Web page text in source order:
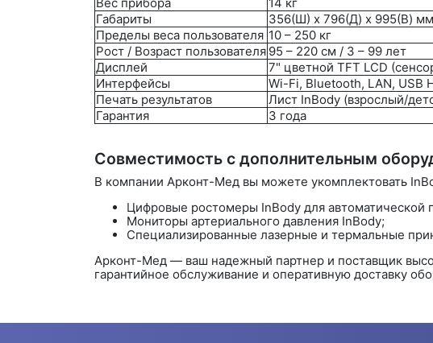
Габариты
356(Ш) x 796(Д) x 995(В) мм
Пределы веса пользователя 10 – 250 кг
Рост / Возраст пользователя 95 – 220 см / 3 – 99 лет
Дисплей
7" цветной TFT LCD
Интерфейсы
Wi-Fi, Bluetooth, LAN, USB
Печать результатов
Лист InBody (взрослый/
Гарантия
3 года
Совместимость с дополнительным
В компании Арконт-Мед вы можете укомплектовать
Цифровые ростомеры InBody для автоматической
Мониторы артериального давления InBody;
Специализированные лазерные и термальные
Арконт-Мед — ваш надежный партнер и поставщик
гарантийное обслуживание и оперативную доставку